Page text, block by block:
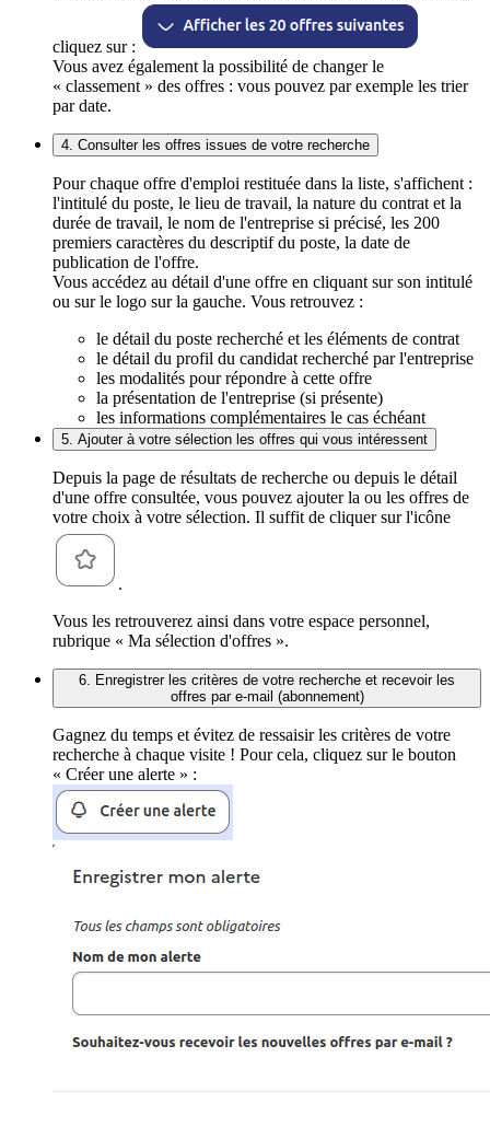
cliquez sur :
Vous avez également la possibilité de changer le
« classement » des offres : vous pouvez par exemple les trier
par date.
4. Consulter les offres issues de votre recherche
Pour chaque offre d'emploi restituée dans la liste, s'affichent :
l'intitulé du poste, le lieu de travail, la nature du contrat et la
durée de travail, le nom de l'entreprise si précisé, les 200
premiers caractères du descriptif du poste, la date de
publication de l'offre.
Vous accédez au détail d'une offre en cliquant sur son intitulé
ou sur le logo sur la gauche. Vous retrouvez :
le détail du poste recherché et les éléments de contrat
le détail du profil du candidat recherché par l'entreprise
les modalités pour répondre à cette offre
la présentation de l'entreprise (si présente)
les informations complémentaires le cas échéant
5. Ajouter à votre sélection les offres qui vous intéressent
Depuis la page de résultats de recherche ou depuis le détail
d'une offre consultée, vous pouvez ajouter la ou les offres de
votre choix à votre sélection. Il suffit de cliquer sur l'icône
.
Vous les retrouverez ainsi dans votre espace personnel,
rubrique « Ma sélection d'offres ».
6. Enregistrer les critères de votre recherche et recevoir les
offres par e-mail (abonnement)
Gagnez du temps et évitez de ressaisir les critères de votre
recherche à chaque visite ! Pour cela, cliquez sur le bouton
« Créer une alerte » :